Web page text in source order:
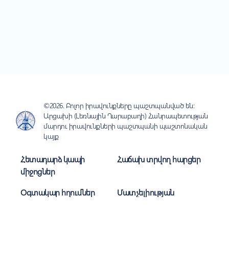
©2026. Բոլոր իրավունքները պաշտպանված են:
Արցախի (Լեռնային Ղարաբաղի) Հանրապետության
մարդու իրավունքների պաշտպանի պաշտոնական
կայք
Հետադարձ կապի
միջոցներ
Հաճախ տրվող հարցեր
Օգտակար հղումներ
Մատչելիության